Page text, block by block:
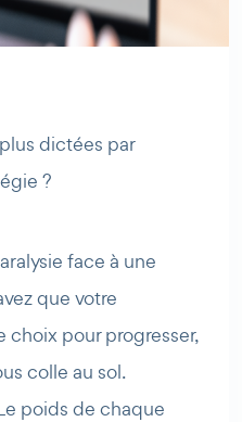
dictées par
?
face à une
que votre
choix pour progresser,
colle au sol.
poids de chaque